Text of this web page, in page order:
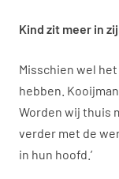
Kind zit meer in
Misschien wel
hebben.
Worden wij thuis
verder met de
in hun hoofd.’